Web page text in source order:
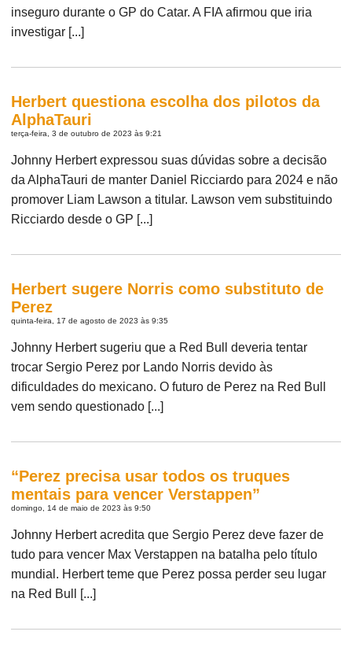
inseguro durante o GP do Catar. A FIA afirmou que iria
investigar [...]
Herbert questiona escolha dos pilotos da
AlphaTauri
terça-feira, 3 de outubro de 2023 às 9:21
Johnny Herbert expressou suas dúvidas sobre a decisão
da AlphaTauri de manter Daniel Ricciardo para 2024 e não
promover Liam Lawson a titular. Lawson vem substituindo
Ricciardo desde o GP [...]
Herbert sugere Norris como substituto de
Perez
quinta-feira, 17 de agosto de 2023 às 9:35
Johnny Herbert sugeriu que a Red Bull deveria tentar
trocar Sergio Perez por Lando Norris devido às
dificuldades do mexicano. O futuro de Perez na Red Bull
vem sendo questionado [...]
“Perez precisa usar todos os truques
mentais para vencer Verstappen”
domingo, 14 de maio de 2023 às 9:50
Johnny Herbert acredita que Sergio Perez deve fazer de
tudo para vencer Max Verstappen na batalha pelo título
mundial. Herbert teme que Perez possa perder seu lugar
na Red Bull [...]